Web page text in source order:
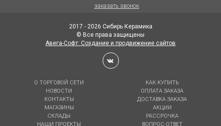
заказать звонок
2017 - 2026 Сибирь Керамика
© Все права защищены
Авега-Софт: Создание и продвижение сайтов
О ТОРГОВОЙ СЕТИ
НОВОСТИ
КОНТАКТЫ
МАГАЗИНЫ
СКЛАДЫ
НАШИ ПРОЕКТЫ
КАК КУПИТЬ
ОПЛАТА ЗАКАЗА
ДОСТАВКА ЗАКАЗА
АКЦИИ
РАССРОЧКА
ВОПРОС-ОТВЕТ